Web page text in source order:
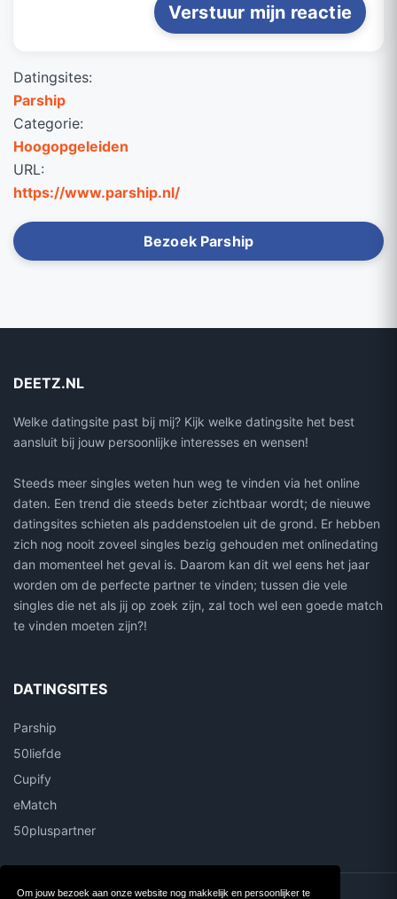
Om jouw bezoek aan onze website nog makkelijk en persoonlijker te
Datingsites:
Parship
Categorie:
Hoogopgeleiden
URL:
https://www.parship.nl/
Bezoek Parship
Verstuur mijn reactie
DEETZ.NL
Welke datingsite past bij mij? Kijk welke datingsite het best
aansluit bij jouw persoonlijke interesses en wensen!
Steeds meer singles weten hun weg te vinden via het online
daten. Een trend die steeds beter zichtbaar wordt; de nieuwe
datingsites schieten als paddenstoelen uit de grond. Er hebben
zich nog nooit zoveel singles bezig gehouden met onlinedating
dan momenteel het geval is. Daarom kan dit wel eens het jaar
worden om de perfecte partner te vinden; tussen die vele
singles die net als jij op zoek zijn, zal toch wel een goede match
te vinden moeten zijn?!
DATINGSITES
Parship
50liefde
Cupify
eMatch
50pluspartner